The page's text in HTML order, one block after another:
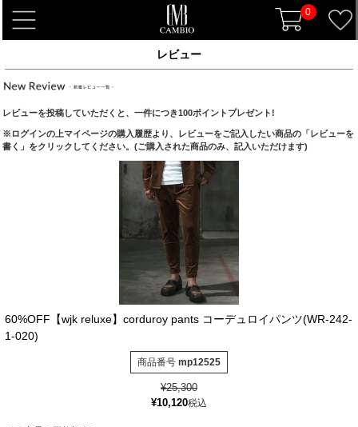
0
t
o
e
n
レビュー
レビューを投稿していただくと、一件につき100ポイントプレゼント!
※ログインの上マイページの購入履歴より、レビューをご記入したい商品の「レビューを
書く」をクリックしてください。(ご購入された商品のみ、記入いただけます)
60%OFF【wjk reluxe】corduroy pants コーデュロイパンツ(WR-242-
1-020)
商品番号 mp12525
¥25,300
¥10,120税込